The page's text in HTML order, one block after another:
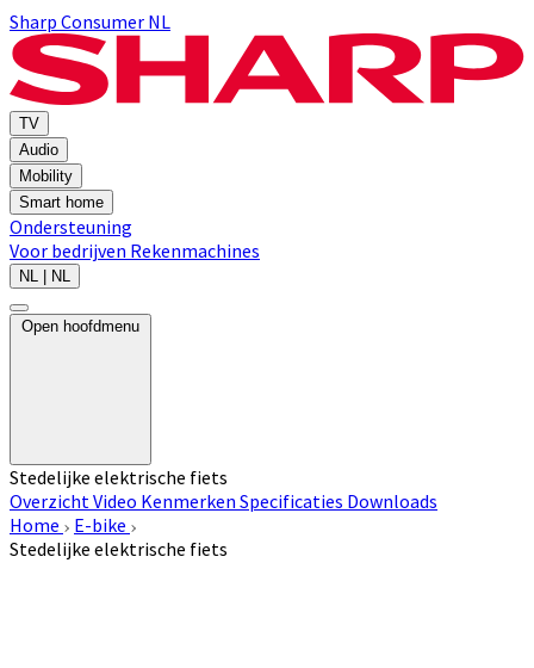
Sharp Consumer NL
TV
Audio
Mobility
Smart home
Ondersteuning
Voor bedrijven Rekenmachines
NL | NL
Open hoofdmenu
Stedelijke elektrische fiets
OverzichtVideo Kenmerken Specificaties Downloads
Home
E-bike
Stedelijke elektrische fiets